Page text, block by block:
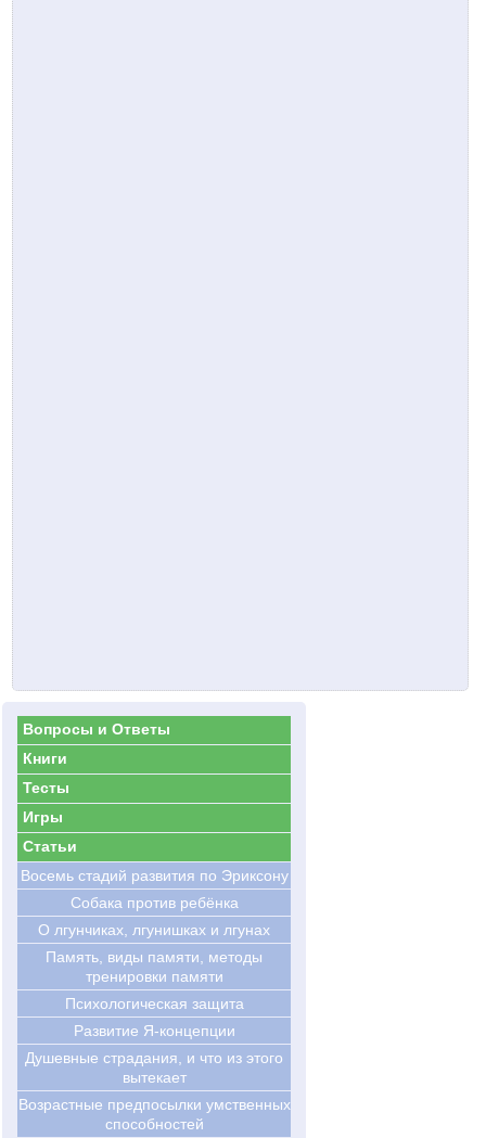
Вопросы и Ответы
Книги
Тесты
Игры
Статьи
Восемь стадий развития по Эриксону
Cобака против ребёнка
О лгунчиках, лгунишках и лгунах
Память, виды памяти, методы
тренировки памяти
Психологическая защита
Развитие Я-концепции
Душевные страдания, и что из этого
вытекает
Возрастные предпосылки умственных
способностей